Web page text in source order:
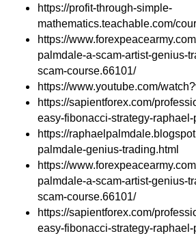
https://profit-through-simple-
mathematics.teachable.com/
https://
palmdale-a-scam-artist-genius-
scam-course.66101/
https://www.youtube.com/
https://sapientforex.com/
easy-fibonacci-strategy-
https://
palmdale-genius-trading.html
https://
palmdale-a-scam-artist-genius-
scam-course.66101/
https://sapientforex.com/
easy-fibonacci-strategy-